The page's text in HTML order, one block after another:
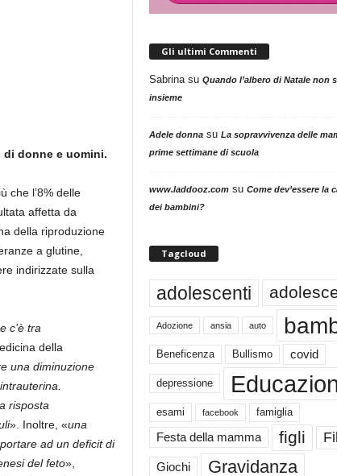
donne e uomini.
che l’8% delle
affetta da
della riproduzione
a glutine,
indirizzate sulla
c’è tra
della
una diminuzione
risposta
». Inoltre, «una
ad un deficit di
del feto»,
Gli ultimi Commenti
Sabrinasu Quando l’albero di Natale non
insieme
Adele donnasu La sopravvivenza delle
prime settimane di scuola
www.laddooz.comsu Come dev’essere la
dei bambini?
Tagcloud
adolescenti
Adozione ansia auto
Beneficenza Bullismo covid
depressione
esami facebook famiglia
Festa della mamma figli
Giochi Gravidanza